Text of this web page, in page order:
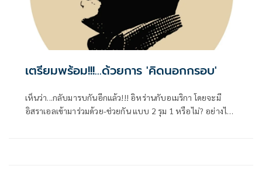
เตรียมพร้อม!!!...ด้วยการ 'คิดนอกกรอบ'
เห็นว่า...กลับมารบกันอีกแล้ว!!! อิหร่านกับอเมริกา โดยจะมี
อิสราเอลเข้ามาร่วมด้วย-ช่วยกัน แบบ 2 รุม 1 หรือไม่? อย่างไร?